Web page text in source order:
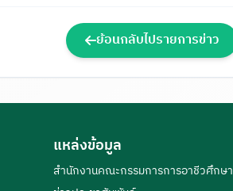
ย้อนกลับไปรายการข่าว
แหล่งข้อมูล
สำนักงานคณะกรรมการการอาชีวศึกษา